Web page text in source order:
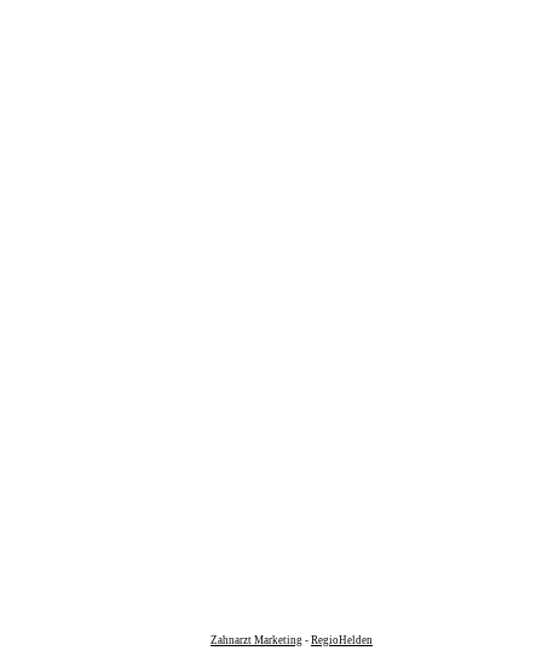
Zahnarzt Marketing - RegioHelden